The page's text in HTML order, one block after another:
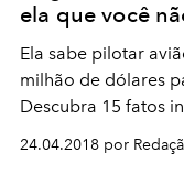
ela que você
Ela sabe pilotar
milhão de dólares
Descubra 15 fatos
24.04.2018 por